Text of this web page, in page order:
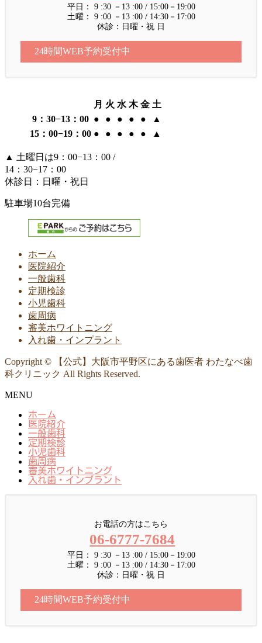
平日： 9 :30 －13 :00 / 15:00－19:00
土曜： 9 :00 －13 :00 / 14:30－17:00
休診：日曜・祝 日
24時間WEB予約受付中
月 火 水 木 金 土
9：30−13：00 ● ● ● ● ●
▲
15：00−19：00 ● ● ● ● ● ▲
▲ 土曜日は9：00−13：00 /
14：30−17：00
休診日：日曜・祝日
駐車場10台完備
ホーム
医院紹介
一般歯科
定期検診
小児歯科
歯周病
審美ホワイトニング
入れ歯・インプラント
Copyright © 【公式】大阪市平野区にある歯医者 わたなべ歯
科クリニック All Rights Reserved.
MENU
ホーム
医院紹介
一般歯科
定期検診
小児歯科
歯周病
審美ホワイトニング
入れ歯・インプラント
お電話の方はこちら
06-6777-7684
平日： 9 :30 －13 :00 / 15:00－19:00
土曜： 9 :00 －13 :00 / 14:30－17:00
休診：日曜・祝 日
24時間WEB予約受付中